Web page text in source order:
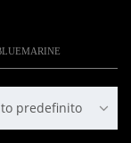
predefinito